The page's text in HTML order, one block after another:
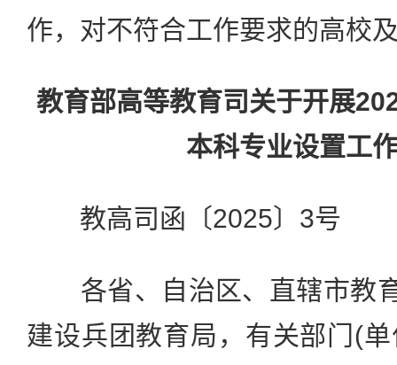
作，对不符合工作要求的高校
教育部高等教育司关于开展
本科专业设置工
教高司函〔2025〕3号
各省、自治区、直辖市教
建设兵团教育局，有关部门(